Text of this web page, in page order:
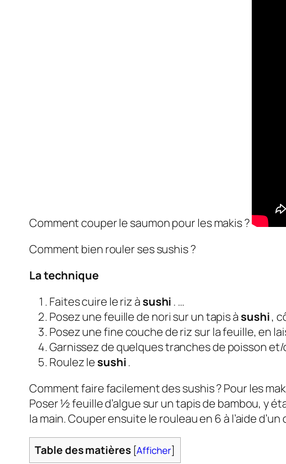
Comment couper le saumon pour les makis ?
Comment bien rouler ses sushis ?
La technique
Faites cuire le riz à sushi . …
Posez une feuille de nori sur un tapis à sushi,
Posez une fine couche de riz sur la feuille, en
Garnissez de quelques tranches de poisson
Roulez le sushi.
Comment faire facilement des sushis ? Pour les
Poser ½ feuille d’algue sur un tapis de bambou, y
la main. Couper ensuite le rouleau en 6 à l’aide
Table des matières [Afficher]